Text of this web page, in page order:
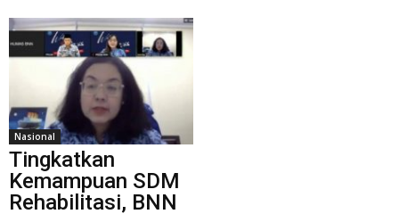
Nasional
Tingkatkan
Kemampuan SDM
Rehabilitasi, BNN